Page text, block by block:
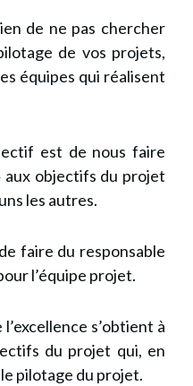
de ne pas chercher
de vos projets,
équipes qui réalisent
est de nous faire
aux objectifs du projet
les autres.
faire du responsable
l’équipe projet.
s’obtient à
du projet qui, en
pilotage du projet.